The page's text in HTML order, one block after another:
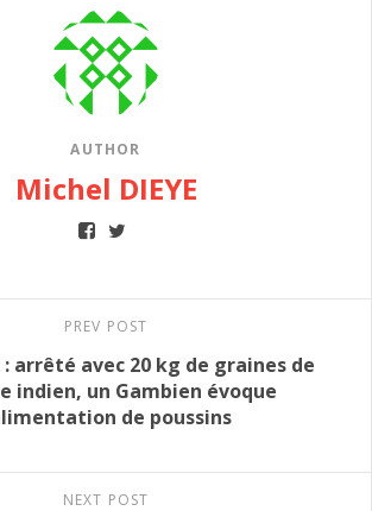
AUTHOR
Michel DIEYE
PREV POST
arrêté avec 20 kg de graines de
indien, un Gambien évoque
de poussins
NEXT POST